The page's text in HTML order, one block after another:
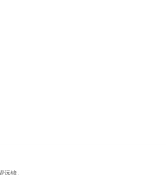
镜。